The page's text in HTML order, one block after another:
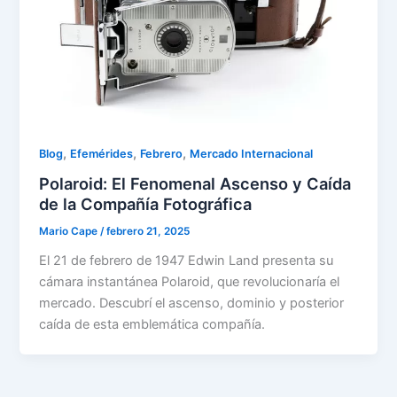
Blog, Efemérides, Febrero, Mercado Internacional
Polaroid: El Fenomenal Ascenso y Caída
de la Compañía Fotográfica
Mario Cape/febrero 21, 2025
El 21 de febrero de 1947 Edwin Land presenta su
cámara instantánea Polaroid, que revolucionaría el
mercado. Descubrí el ascenso, dominio y posterior
caída de esta emblemática compañía.